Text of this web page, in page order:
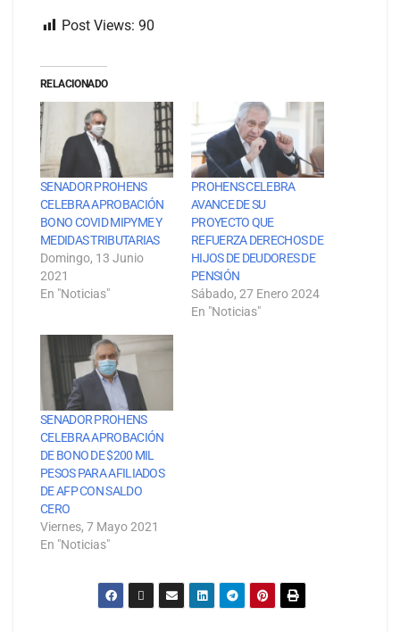
Post Views: 90
RELACIONADO
SENADOR PROHENS
CELEBRA APROBACIÓN
BONO COVID MIPYME Y
MEDIDAS TRIBUTARIAS
Domingo, 13 Junio
2021
En "Noticias"
PROHENS CELEBRA
AVANCE DE SU
PROYECTO QUE
REFUERZA DERECHOS DE
HIJOS DE DEUDORES DE
PENSIÓN
Sábado, 27 Enero 2024
En "Noticias"
SENADOR PROHENS
CELEBRA APROBACIÓN
DE BONO DE $200 MIL
PESOS PARA AFILIADOS
DE AFP CON SALDO
CERO
Viernes, 7 Mayo 2021
En "Noticias"